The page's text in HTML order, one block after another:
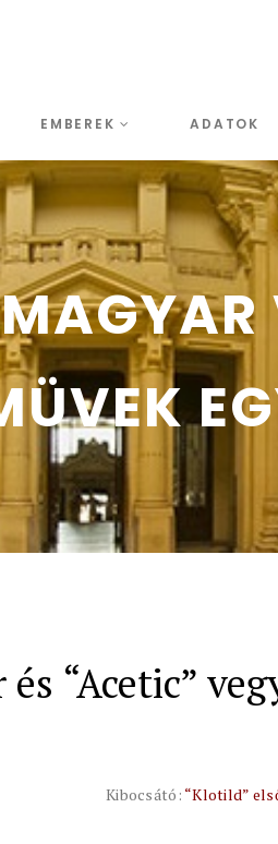
EMBEREK ADATOK
“Acetic”
Kibocsátó: “Klotild”